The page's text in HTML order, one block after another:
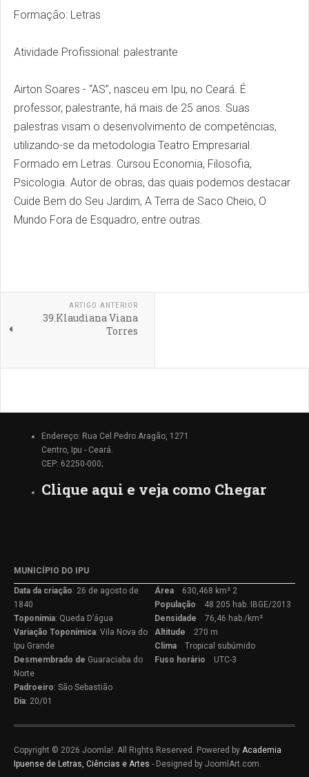
Formação: Letras
Atividade Profissional: palestrante
Airton Soares - “AS”, nasceu em Ipu, no Ceará. É
professor, palestrante, há mais de 25 anos. Suas
palestras visam o desenvolvimento de competências,
utilizando-se da metodologia Teatro Empresarial.
Formado em Letras. Cursou Economia, Filosofia,
Psicologia. Autor de obras, das quais podemos destacar
Cuide Bem do Seu Jardim, A Terra de Saco Cheio, O
Mundo Fora de Esquadro, entre outras.
ARTIGO ANTERIOR
39.Klaudiana Viana
Torres
Endereço: Rua Cel Pedro Aragão, 1271
Centro, Ipu - Ceará.
CEP: 62250-000;
Clique aqui e veja como Chegar
MUNICÍPIO DO IPU
Data da criação: 26 de agosto de
1840
Toponímia: Queda D’água
Variação Toponímica: Vila Nova do
Ipu Grande
Desmembrado de Guaraciaba do
Norte
Padroeiro: São Sebastião
Dia: 20/01
Área 630,468 km² 2
População 48 205 hab. IBGE/2013
Densidade 76,46 hab./km²
Altitude 270 m
Clima Tropical subúmido
Fuso horário UTC-3
Copyright © 2026 Joomla!. All Rights Reserved. Powered by Academia
Ipuense de Letras, Ciências e Artes - Designed by JoomlArt.com.